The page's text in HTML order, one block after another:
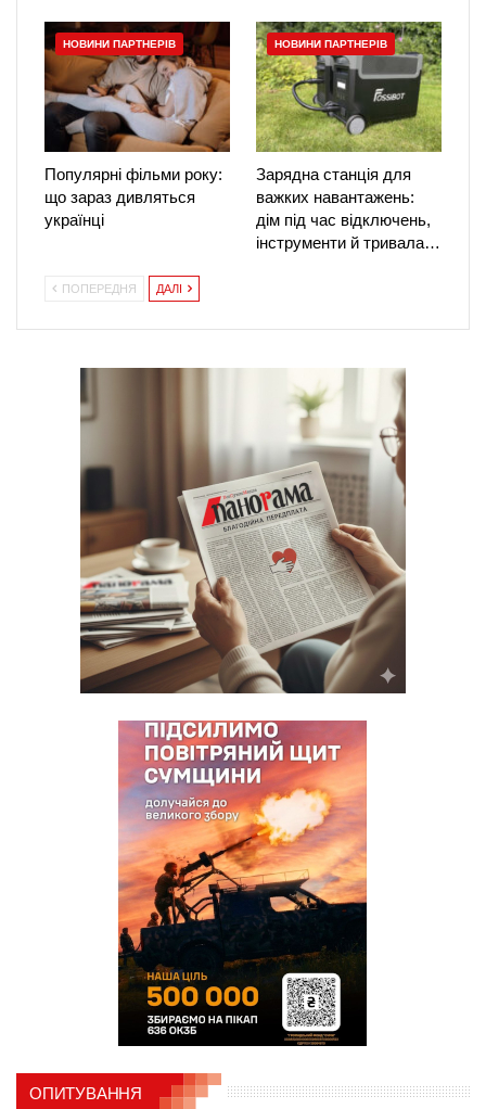
НОВИНИ ПАРТНЕРІВ
Популярні фільми року:
що зараз дивляться
українці
НОВИНИ ПАРТНЕРІВ
Зарядна станція для
важких навантажень:
дім під час відключень,
інструменти й тривала…
ПОПЕРЕДНЯ ДАЛІ
ОПИТУВАННЯ